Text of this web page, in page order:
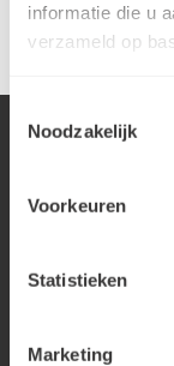
informatie die u
verzameld op
Noodzakelijk
Voorkeuren
Statistieken
Marketing
Klantenservice
Bestellen
Retourneren